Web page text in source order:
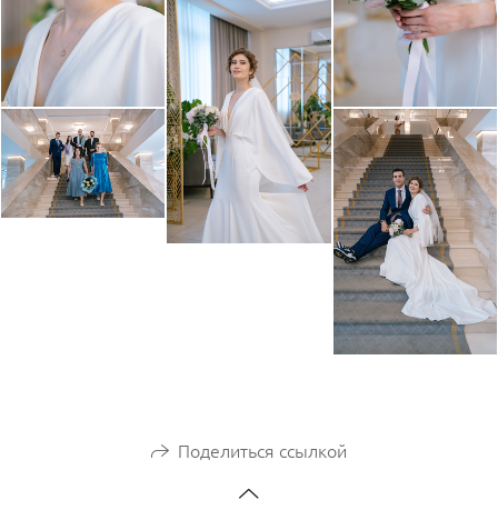
Поделиться ссылкой